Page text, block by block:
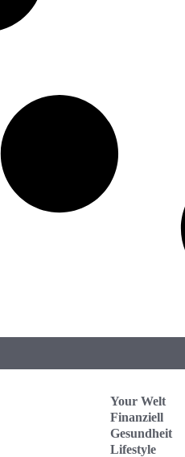
Your Welt
Finanziell
Gesundheit
Lifestyle